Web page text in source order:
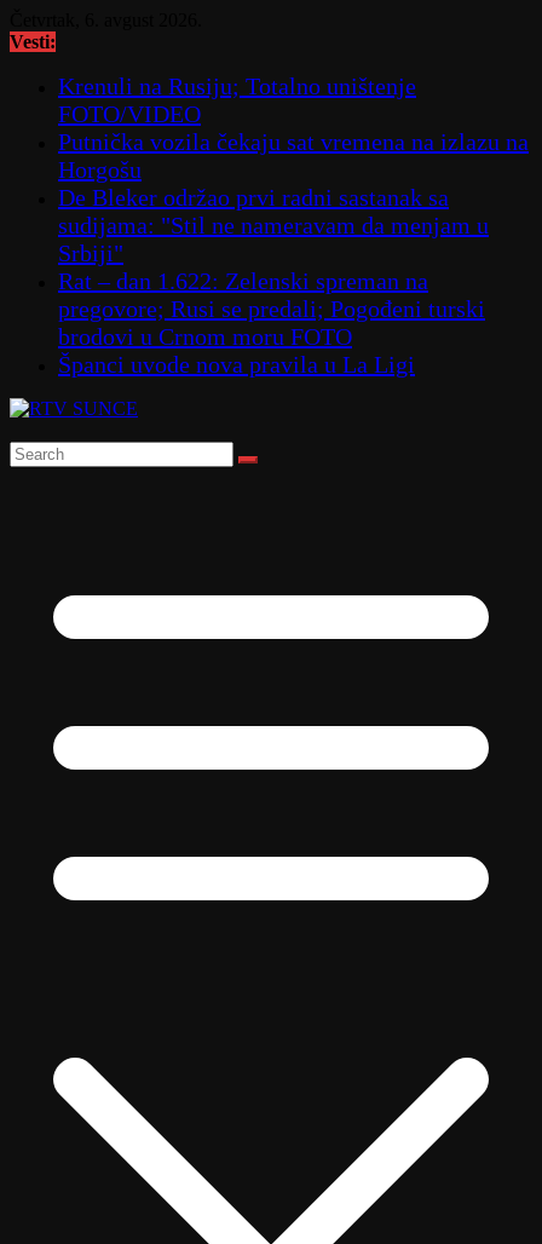
to
Vesti:
Krenuli na Rusiju; Totalno uništenje
FOTO/VIDEO
Putnička vozila čekaju sat vremena na izlazu na
Horgošu
De Bleker održao prvi radni sastanak sa
sudijama: "Stil ne nameravam da menjam u
Srbiji"
Rat – dan 1.622: Zelenski spreman na
pregovore; Rusi se predali; Pogođeni turski
brodovi u Crnom moru FOTO
Španci uvode nova pravila u La Ligi